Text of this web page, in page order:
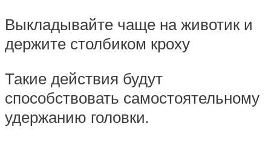
Выкладывайте чаще на животик и
держите столбиком кроху
Такие действия будут
способствовать самостоятельному
удержанию головки.